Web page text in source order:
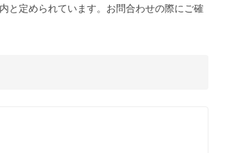
と定められています。お問合わせの際にご確